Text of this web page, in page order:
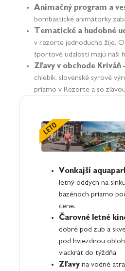
Animačný program a
bombastické animátorky
Tematické a hudobné
v rezorte jednoducho žije.
športové udalosti majú naši
Zľavy v obchode Kriváň
chlebík, slovenské syrové
priamo v Rezorte a so
Vonkajší
letný oddych na
bazénoch priamo
cene.
Čarovné letné
dobré pod zub a
pod hviezdnou
viackrát do týždňa.
Zľavy na vodné